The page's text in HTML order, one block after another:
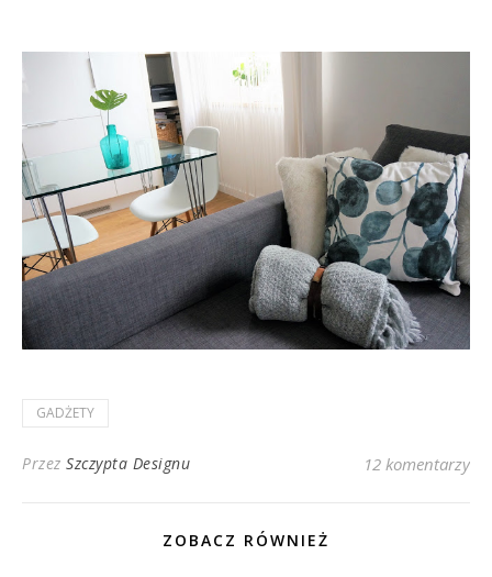
GADŻETY
Przez Szczypta Designu 12 komentarzy
ZOBACZ RÓWNIEŻ